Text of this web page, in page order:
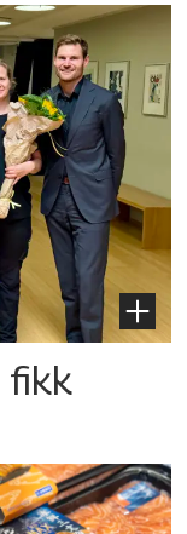
fikk